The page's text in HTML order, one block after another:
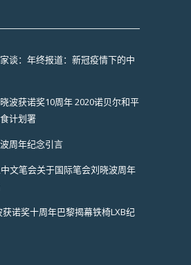
谈：年终报道：新冠疫情下的中
波获诺奖10周年 2020诺贝尔和平
计划署
周年纪念引言
中文笔会关于国际笔会刘晓波周年
获诺奖十周年巴黎揭幕铁椅LXB纪